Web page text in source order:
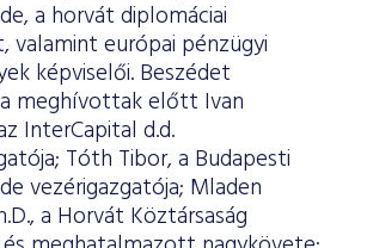
a horvát diplomáciai
valamint európai pénzügyi
képviselői. Beszédet
meghívottak előtt Ivan
InterCapital d.d.
Tóth Tibor, a Budapesti
vezérigazgatója; Mladen
a Horvát Köztársaság